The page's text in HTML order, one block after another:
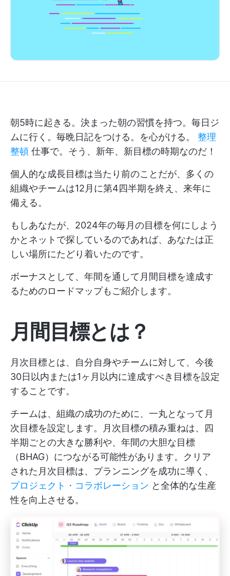
朝5時に起きる。決まった朝の習慣を持つ。毎日ジ
ムに行く。毎晩日記をつける。を心がける。 整理
整頓 仕事で。そう、新年、新目標の時期なのだ！
個人的な成長目標は当たり前のことだが、多くの
組織やチームは12月に第4四半期を終え、来年に
備える。
もしあなたが、2024年の毎月の目標を何にしよう
かとネットで探しているのであれば、あなたは正
しい場所にたどり着いたのです。
ボーナスとして、年間を通して月間目標を達成す
るためのロードマップもご紹介します。
月間目標とは？
月次目標とは、自分自身やチームに対して、今後
30日以内または1ヶ月以内に達成すべき目標を設定
することです。
チームは、組織の成功のために、一丸となって月
次目標を設定します。月次目標の積み重ねは、四
半期ごとの大きな勝利や、年間の大胆な目標
（BHAG）につながる可能性があります。クリア
された月次目標は、プランニングを成功に導く、
プロジェクト・コラボレーション と全体的な生産
性を向上させる。